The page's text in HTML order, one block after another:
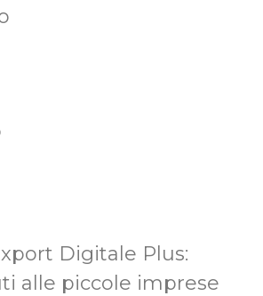
Digitale Plus:
alle piccole imprese